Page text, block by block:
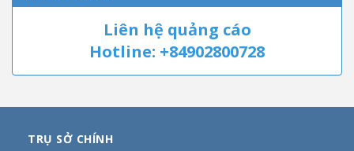
Liên hệ quảng cáo
Hotline: +84902800728
TRỤ SỞ CHÍNH